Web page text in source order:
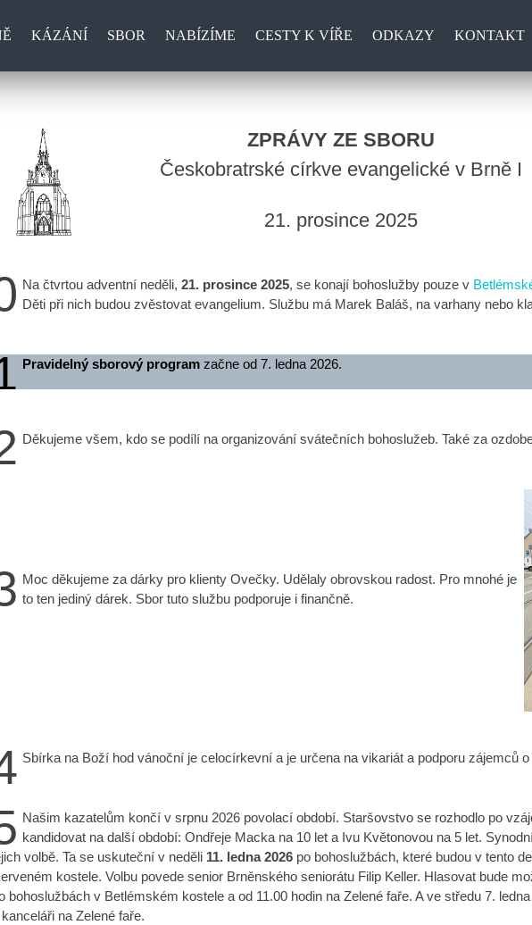
KÁZÁNÍ SBOR NABÍZÍME CESTY K VÍŘE ODKAZY KONTAKT
ZPRÁVY ZE SBORU
Českobratrské církve evangelické v Brně I
21. prosince 2025
Na čtvrtou adventní neděli,21. prosince 2025, se konají bohoslužby pouze v
Děti při nich budou zvěstovat evangelium. Službu má Marek Baláš, na varhany nebo
Pravidelný sborový program začne od 7. ledna 2026.
Děkujeme všem, kdo se podílí na organizování svátečních bohoslužeb. Také za
Moc děkujeme za dárky pro klienty Ovečky. Udělaly obrovskou radost. Pro mnohé je
to ten jediný dárek. Sbor tuto službu podporuje i finančně.
Sbírka na Boží hod vánoční je celocírkevní a je určena na vikariát a podporu zájemců
Našim kazatelům končí v srpnu 2026 povolací období. Staršovstvo se rozhodlo po
kandidovat na další období: Ondřeje Macka na 10 let a Ivu Květonovou na 5 let.
volbě. Ta se uskuteční v neděli 11. ledna 2026 po bohoslužbách, které budou v tento
kostele. Volbu povede senior Brněnského seniorátu Filip Keller. Hlasovat bude
bohoslužbách v Betlémském kostele a od 11.00 hodin na Zelené faře. A ve středu 7.
na Zelené faře.